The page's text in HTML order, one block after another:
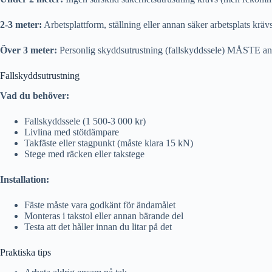
2-3 meter: Arbetsplattform, ställning eller annan säker arbetsplats
Över 3 meter: Personlig skyddsutrustning (fallskyddssele) MÅSTE
Fallskyddsutrustning
Vad du behöver:
Fallskyddssele (1 500-3 000 kr)
Livlina med stötdämpare
Takfäste eller stagpunkt (måste klara 15 kN)
Stege med räcken eller takstege
Installation:
Fäste måste vara godkänt för ändamålet
Monteras i takstol eller annan bärande del
Testa att det håller innan du litar på det
Praktiska tips